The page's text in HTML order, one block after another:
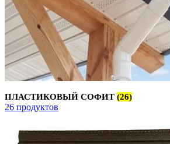
ПЛАСТИКОВЫЙ СОФИТ (26)
26 продуктов